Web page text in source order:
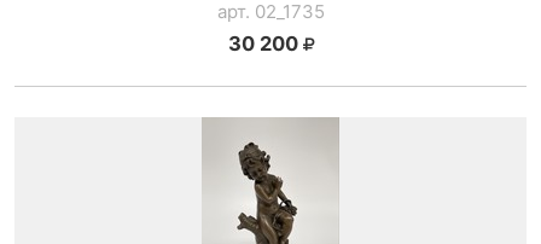
арт. 02_1735
30 200